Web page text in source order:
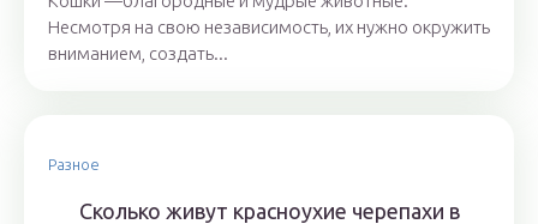
Несмотря на свою независимость, их нужно окружить
вниманием, создать...
Разное
Сколько живут красноухие черепахи в